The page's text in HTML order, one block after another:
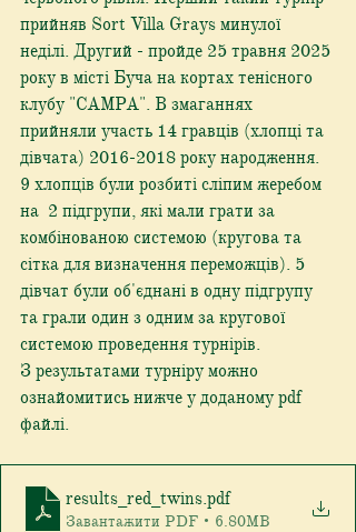
прийняв Sort Villa Grays минулої
неділі. Другий - пройде 25 травня 2025
року в місті Буча на кортах тенісного
клубу "CAMPA". В змаганнях
прийняли участь 14 гравців (хлопці та
дівчата) 2016-2018 року народження.
9 хлопців були розбиті сліпим жеребом
на  2 підгрупи, які мали грати за
комбінованою системою (кругова та
сітка для визначення переможців). 5
дівчат були об'єднані в одну підгрупу
та грали один з одним за кругової
системою проведення турнірів.
З результатами турніру можно
ознайомитись нижче у доданому pdf
файлі.
results_red_twins.pdf
Завантажити PDF • 6.80MB